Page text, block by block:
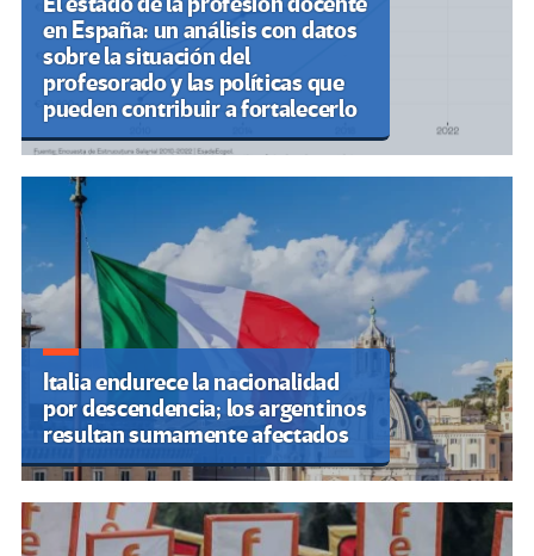
en España: un análisis con datos
sobre la situación del
profesorado y las políticas que
pueden contribuir a fortalecerlo
Italia endurece la nacionalidad
por descendencia; los argentinos
resultan sumamente afectados